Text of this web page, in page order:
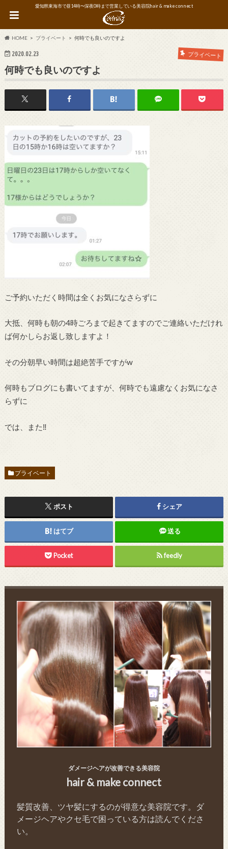
愛知県東海市で昼14時〜深夜0時まで営業している美容院hair & make connect
HOME プライベート 何時でも良いのですよ
2020.02.23 プライベート
何時でも良いのですよ
ご予約いただく時間は全くお気になさらずに
大抵、何時も朝の4時ごろまで起きてますのでご連絡いただけれ
ば何かしらお返し致しますよ！
その分朝早い時間は超絶苦手ですがw
何時もブログにも書いてますが、何時でも遠慮なくお気になさ
らずに
では、また‼︎
プライベート
ポスト シェア
はてブ 送る
Pocket feedly
ダメージヘアが改善できる美容院
hair & make connect
髪質改善、ツヤ髪にするのが得意な美容院です。ダ
メージヘアやクセ毛で困っている方は読んでくださ
い。